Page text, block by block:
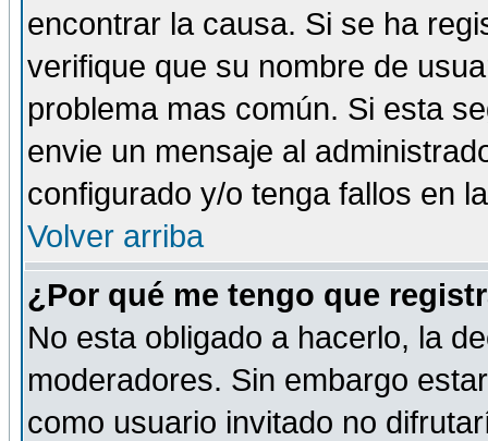
encontrar la causa. Si se ha
verifique que su nombre de
problema mas común. Si esta
envie un mensaje al
configurado y/o tenga fallos en
Volver arriba
¿Por qué me tengo que
No esta obligado a hacerlo, la
moderadores. Sin embargo
como usuario invitado no